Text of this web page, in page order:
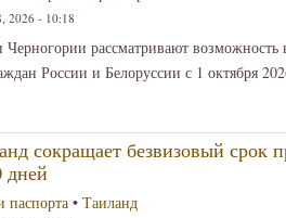
2026 - 10:18
Черногории рассматривают возможность
России и Белоруссии с 1 октября
сокращает безвизовый срок
дней
паспорта • Таиланд